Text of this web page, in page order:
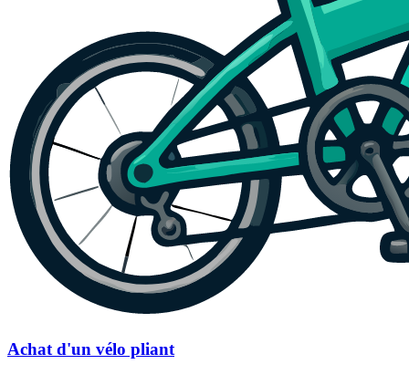
Achat d'un vélo pliant